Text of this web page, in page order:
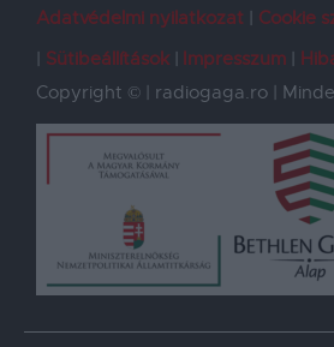
Adatvédelmi nyilatkozat
Cookie
Sütibeállítások
Impresszum
Copyright © | radiogaga.ro |